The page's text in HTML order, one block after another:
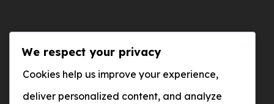
Komplek Social Center
PT Semen Padang, Indarung Sumatera Barat
We respect your privacy
Cookies help us improve your experience,
deliver personalized content, and analyze